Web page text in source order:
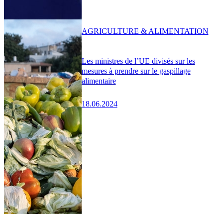
Les ministres de l’UE divisés sur les
mesures à prendre sur le gaspillage
alimentaire
18.06.2024
AGRICULTURE & ALIMENTATION